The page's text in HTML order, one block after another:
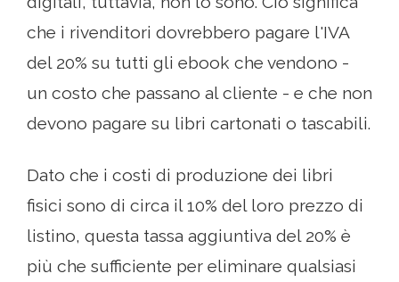
che i rivenditori dovrebbero pagare l'IVA
del 20% su tutti gli ebook che vendono -
un costo che passano al cliente - e che non
devono pagare su libri cartonati o tascabili.
Dato che i costi di produzione dei libri
fisici sono di circa il 10% del loro prezzo di
listino, questa tassa aggiuntiva del 20% è
più che sufficiente per eliminare qualsiasi